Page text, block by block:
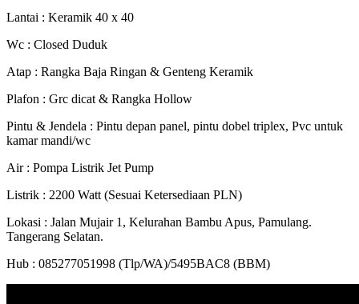
Lantai : Keramik 40 x 40
Wc : Closed Duduk
Atap : Rangka Baja Ringan & Genteng Keramik
Plafon : Grc dicat & Rangka Hollow
Pintu & Jendela : Pintu depan panel, pintu dobel triplex, Pvc untuk
kamar mandi/wc
Air : Pompa Listrik Jet Pump
Listrik : 2200 Watt (Sesuai Ketersediaan PLN)
Lokasi : Jalan Mujair 1, Kelurahan Bambu Apus, Pamulang.
Tangerang Selatan.
Hub : 085277051998 (Tlp/WA)/5495BAC8 (BBM)